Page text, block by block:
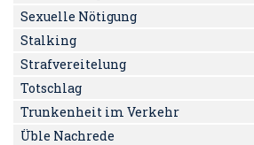
Sexuelle Nötigung
Stalking
Strafvereitelung
Totschlag
Trunkenheit im Verkehr
Üble Nachrede